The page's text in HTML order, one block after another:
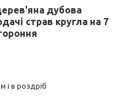
дубова
страв кругла на 7
і в роздріб